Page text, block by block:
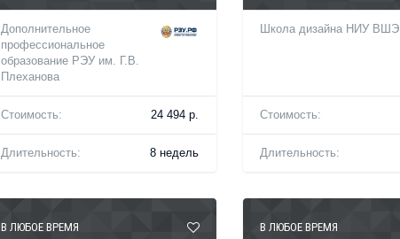
Дополнительное
профессиональное
образование РЭУ им. Г.В.
Плеханова
Стоимость: 24 494 р.
Длительность: 8 недель
Школа дизайна НИУ ВШЭ
Стоимость:
Длительность:
В ЛЮБОЕ ВРЕМЯ В ЛЮБОЕ ВРЕМЯ